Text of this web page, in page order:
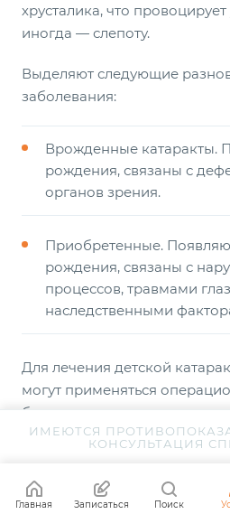
хрусталика, что
иногда — слепоту.
Выделяют следующие
заболевания:
Врожденные катаракты.
рождения, связаны с
органов зрения.
Приобретенные.
рождения, связаны с
процессов, травмами
наследственными
Для лечения детской
могут применяться
безоперационные методики.
коварного
ИМЕЮТСЯ
КОНСУЛЬТАЦИЯ
Главная Записаться Поиск